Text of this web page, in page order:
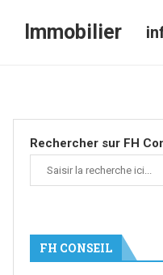
Immobilier
Rechercher sur FH
FH CONSEIL